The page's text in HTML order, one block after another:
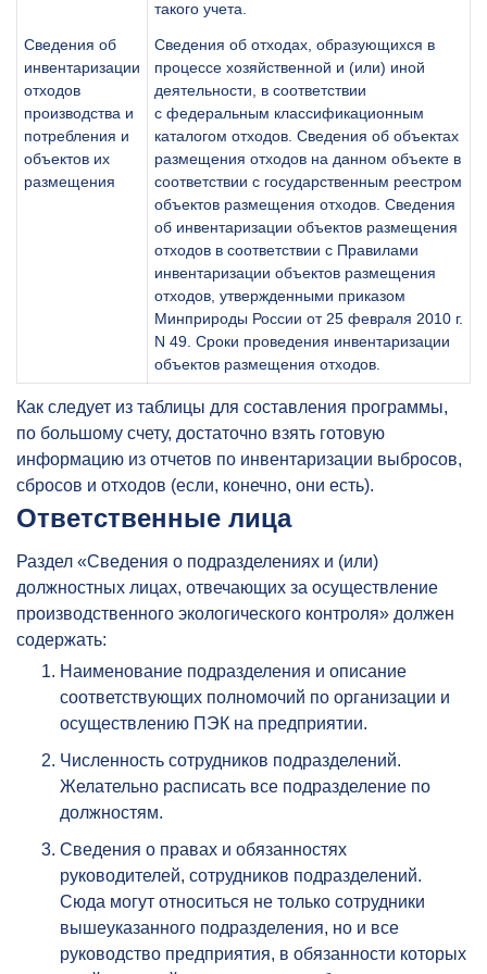
такого учета.
Сведения об
инвентаризации
отходов
производства и
потребления и
объектов их
размещения
Сведения об отходах, образующихся в
процессе хозяйственной и (или) иной
деятельности, в соответствии
с федеральным классификационным
каталогом отходов. Сведения об объектах
размещения отходов на данном объекте в
соответствии с государственным реестром
объектов размещения отходов. Сведения
об инвентаризации объектов размещения
отходов в соответствии с Правилами
инвентаризации объектов размещения
отходов, утвержденными приказом
Минприроды России от 25 февраля 2010 г.
N 49. Сроки проведения инвентаризации
объектов размещения отходов.
Как следует из таблицы для составления программы,
по большому счету, достаточно взять готовую
информацию из отчетов по инвентаризации выбросов,
сбросов и отходов (если, конечно, они есть).
Ответственные лица
Раздел «Сведения о подразделениях и (или)
должностных лицах, отвечающих за осуществление
производственного экологического контроля» должен
содержать:
Наименование подразделения и описание
соответствующих полномочий по организации и
осуществлению ПЭК на предприятии.
Численность сотрудников подразделений.
Желательно расписать все подразделение по
должностям.
Сведения о правах и обязанностях
руководителей, сотрудников подразделений.
Сюда могут относиться не только сотрудники
вышеуказанного подразделения, но и все
руководство предприятия, в обязанности которых